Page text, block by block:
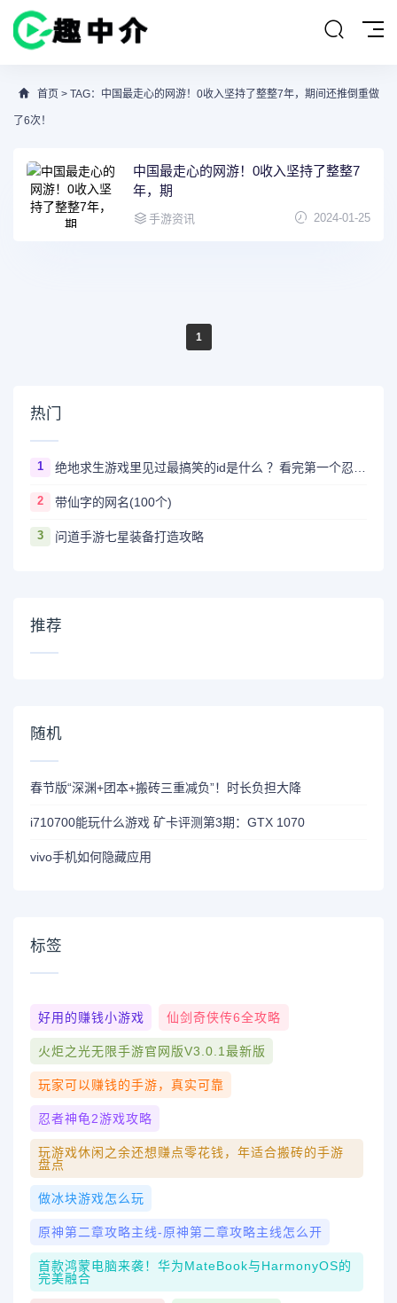
首页 > TAG：中国最走心的网游！0收入坚持了整整7年，期间还推倒重做
了6次！
中国最走心的网游！0收入坚持了整整7
年，期
手游资讯 2024-01-25
1
热门
1 绝地求生游戏里见过最搞笑的id是什么 ？看完第一个忍不住爆笑
2 带仙字的网名(100个)
3 问道手游七星装备打造攻略
推荐
随机
春节版“深渊+团本+搬砖三重减负”！时长负担大降
i710700能玩什么游戏 矿卡评测第3期：GTX 1070
vivo手机如何隐藏应用
标签
好用的赚钱小游戏 仙剑奇侠传6全攻略
火炬之光无限手游官网版v3.0.1最新版
玩家可以赚钱的手游，真实可靠
忍者神龟2游戏攻略
玩游戏休闲之余还想赚点零花钱，年适合搬砖的手游
盘点
做冰块游戏怎么玩
原神第二章攻略主线-原神第二章攻略主线怎么开
首款鸿蒙电脑来袭！华为MateBook与HarmonyOS的
完美融合